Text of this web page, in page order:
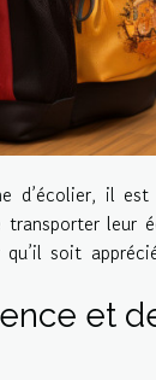
d’écolier, il
leur
soit
et